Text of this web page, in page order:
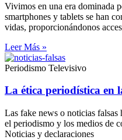
Vivimos en una era dominada
smartphones y tablets se han
vidas, proporcionándonos
Leer Más »
Periodismo Televisivo
La ética periodística en
Las fake news o noticias falsas
el periodismo y los medios de
Noticias y declaraciones